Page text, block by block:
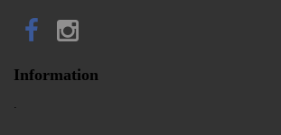
Information
.